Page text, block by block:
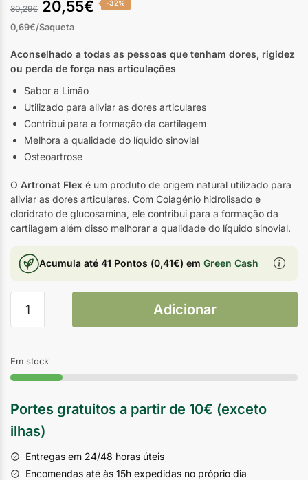
30,29€ 20,55€
0,69€/Saqueta
-32%
Aconselhado a todas as pessoas que tenham dores, rigidez
ou perda de força nas articulações
Sabor a Limão
Utilizado para aliviar as dores articulares
Contribui para a formação da cartilagem
Melhora a qualidade do líquido sinovial
Osteoartrose
O Artronat Flex é um produto de origem natural utilizado para
aliviar as dores articulares. Com Colagénio hidrolisado e
cloridrato de glucosamina, ele contribui para a formação da
cartilagem além disso melhorar a qualidade do líquido sinovial.
Acumula até 41 Pontos (0,41€) em Green Cash
Adicionar
Em stock
Portes gratuitos a partir de 10€ (exceto
ilhas)
Entregas em 24/48 horas úteis
Encomendas até às 15h expedidas no próprio dia